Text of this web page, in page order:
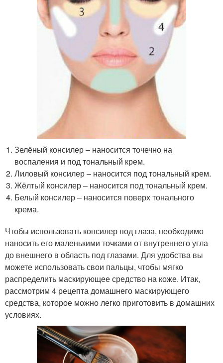
Зелёный консилер – наносится точечно на
воспаления и под тональный крем.
Лиловый консилер – наносится под тональный крем.
Жёлтый консилер – наносится под тональный крем.
Белый консилер – наносится поверх тонального
крема.
Чтобы использовать консилер под глаза, необходимо
наносить его маленькими точками от внутреннего угла
до внешнего в область под глазами. Для удобства вы
можете использовать свои пальцы, чтобы мягко
распределить маскирующее средство на коже. Итак,
рассмотрим 4 рецепта домашнего маскирующего
средства, которое можно легко приготовить в домашних
условиях.